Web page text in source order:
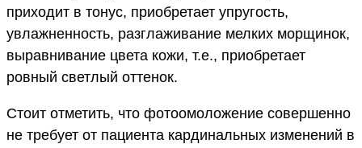
приходит в тонус, приобретает упругость,
увлажненность, разглаживание мелких морщинок,
выравнивание цвета кожи, т.е., приобретает
ровный светлый оттенок.
Стоит отметить, что фотоомоложение совершенно
не требует от пациента кардинальных изменений в